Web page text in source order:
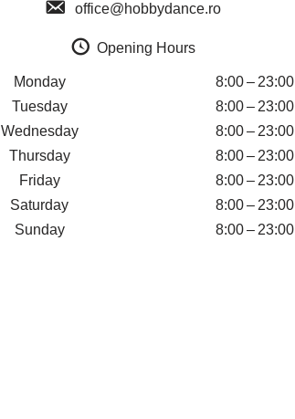
office@hobbydance.ro
Opening Hours
Monday
8:00 – 23:00
Tuesday
8:00 – 23:00
Wednesday
8:00 – 23:00
Thursday
8:00 – 23:00
Friday
8:00 – 23:00
Saturday
8:00 – 23:00
Sunday
8:00 – 23:00